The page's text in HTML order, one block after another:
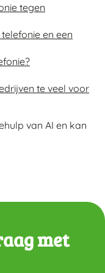
tegen
en een
te veel voor
van AI en kan
met